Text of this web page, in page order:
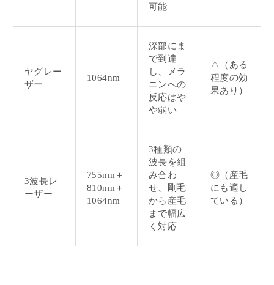
可能
ヤグレー
ザー
1064nm
深部にま
で到達
し、メラ
ニンへの
反応はや
や弱い
△（ある
程度の効
果あり）
3波長レ
ーザー
755nm＋
810nm＋
1064nm
3種類の
波長を組
み合わ
せ、剛毛
から産毛
まで幅広
く対応
◎（産毛
にも適し
ている）